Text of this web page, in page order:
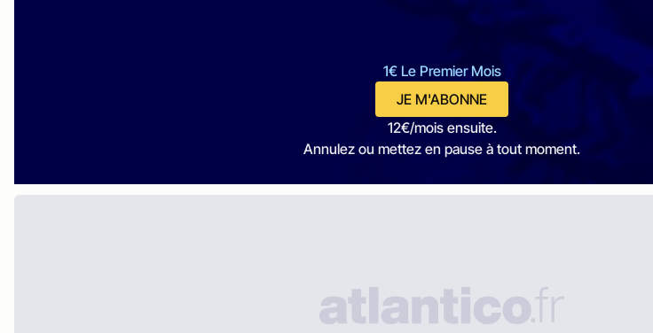
1€ Le Premier Mois
JE M'ABONNE
12€/mois ensuite.
Annulez ou mettez en pause à tout moment.